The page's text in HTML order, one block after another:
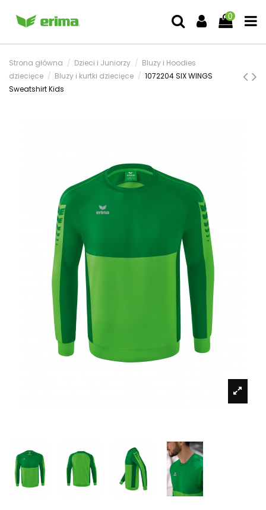
0
Strona główna Dzieci i Juniorzy
Bluzy i Hoodies
dziecięce
Bluzy i kurtki dziecięce
1072204 SIX WINGS
Sweatshirt Kids